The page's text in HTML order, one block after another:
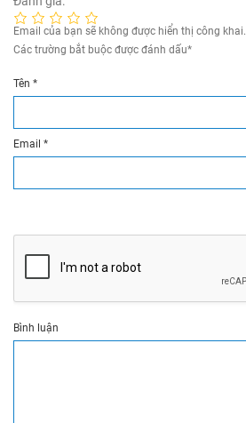
Email của bạn sẽ không được hiển thị công khai.
Các trường bắt buộc được đánh dấu*
Tên *
Email *
Bình luận